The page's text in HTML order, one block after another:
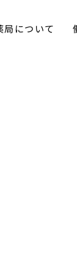
局について